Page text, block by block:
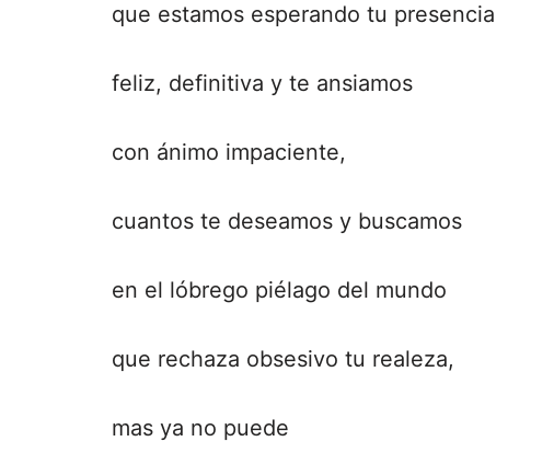
que estamos esperando tu presencia
feliz, definitiva y te ansiamos
con ánimo impaciente,
cuantos te deseamos y buscamos
en el lóbrego piélago del mundo
que rechaza obsesivo tu realeza,
mas ya no puede